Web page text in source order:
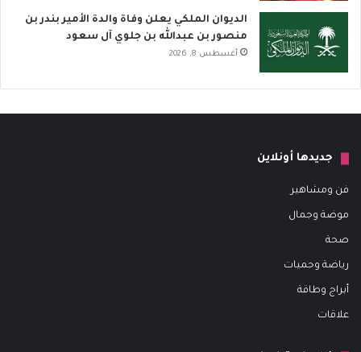
الديوان الملكي يعلن وفاة والدة الأمير بندر بن
منصور بن عبدالله بن جلوي آل سعود
أغسطس 8, 2026
جديدها أونلاين
فن ومشاهير
موضة وجمال
صحة
رياضة وحميات
أبراج وطاقة
علاقات